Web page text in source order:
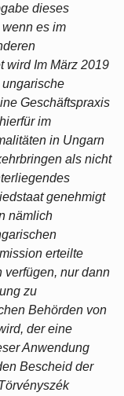
dieses
es im
wird Im März 2019
Geschäftspraxis
im
in Ungarn
als nicht
genehmigt
nämlich
erteilte
verfügen, nur dann
zu
Behörden von
der eine
Anwendung
Bescheid der